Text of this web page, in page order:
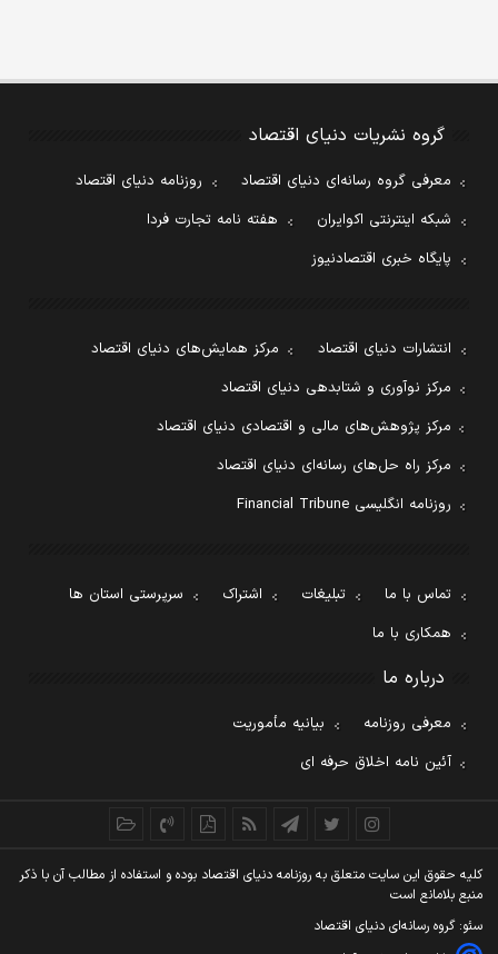
گروه نشریات دنیای اقتصاد
معرفی گروه رسانه‌ای دنیای اقتصاد
روزنامه دنیای اقتصاد
شبکه اینترنتی اکوایران
هفته نامه تجارت فردا
پایگاه خبری اقتصادنیوز
انتشارات دنیای اقتصاد
مرکز همایش‌های دنیای اقتصاد
مرکز نوآوری و شتابدهی دنیای اقتصاد
مرکز پژوهش‌های مالی و اقتصادی دنیای اقتصاد
مرکز راه حل‌های رسانه‌ای دنیای اقتصاد
روزنامه انگلیسی Financial Tribune
تماس با ما تبلیغات اشتراک
سرپرستی استان ها
همکاری با ما
درباره ما
معرفی روزنامه
بیانیه مأموریت
آئین نامه اخلاق حرفه ای
کليه حقوق اين سايت متعلق به روزنامه دنيای اقتصاد بوده و استفاده از مطالب آن با ذکر
منبع بلامانع است
سئو: گروه رسانه‌ای دنیای اقتصاد